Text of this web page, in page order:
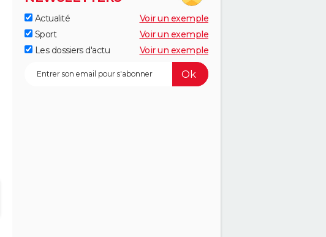
Actualité
Voir un exemple
Sport
Voir un exemple
Les dossiers d'actu
Voir un exemple